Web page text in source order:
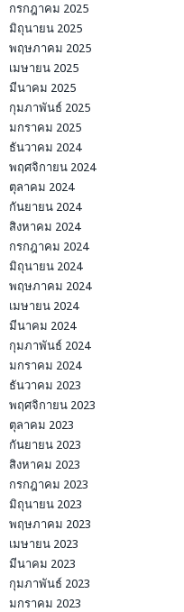
กรกฎาคม 2025
มิถุนายน 2025
พฤษภาคม 2025
เมษายน 2025
มีนาคม 2025
กุมภาพันธ์ 2025
มกราคม 2025
ธันวาคม 2024
พฤศจิกายน 2024
ตุลาคม 2024
กันยายน 2024
สิงหาคม 2024
กรกฎาคม 2024
มิถุนายน 2024
พฤษภาคม 2024
เมษายน 2024
มีนาคม 2024
กุมภาพันธ์ 2024
มกราคม 2024
ธันวาคม 2023
พฤศจิกายน 2023
ตุลาคม 2023
กันยายน 2023
สิงหาคม 2023
กรกฎาคม 2023
มิถุนายน 2023
พฤษภาคม 2023
เมษายน 2023
มีนาคม 2023
กุมภาพันธ์ 2023
มกราคม 2023